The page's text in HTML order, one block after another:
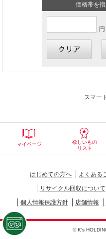
価格帯を指
円
スマー
マイページ
欲しいもの
リスト
はじめての方へ よくある
リサイクル回収について
個人情報保護方針
店舗情報
© K's